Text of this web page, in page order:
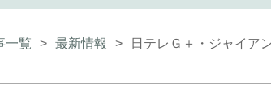
一覧 > 最新情報 >
日テレＧ＋・ジャイア